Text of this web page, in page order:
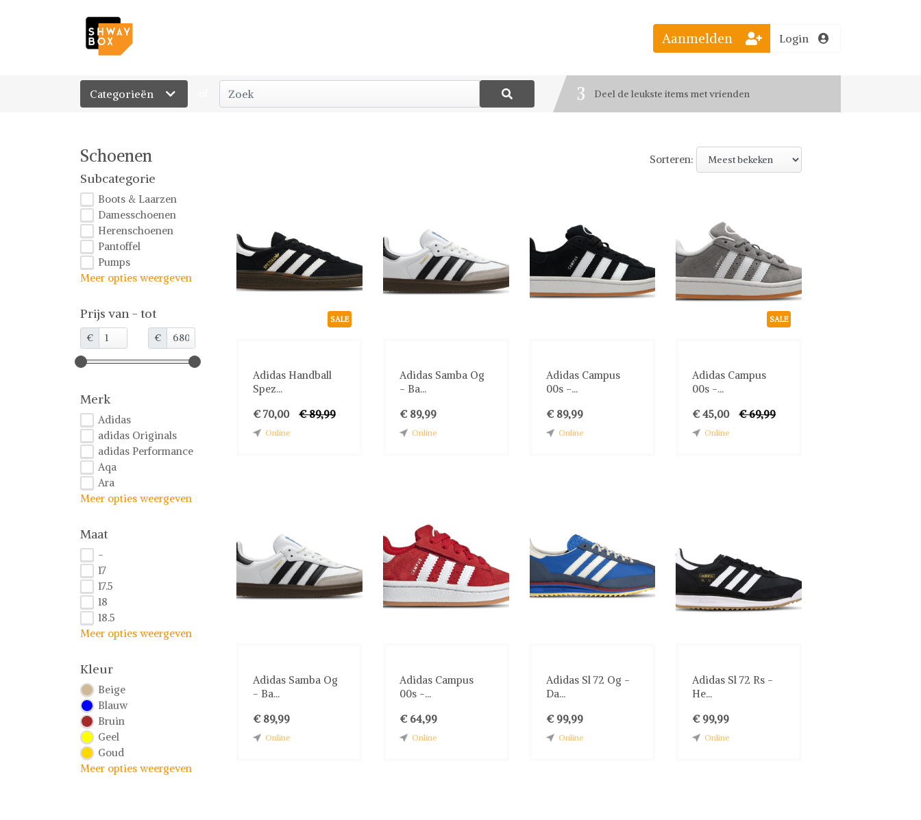
Categorieën
Blijf up-to-date van nieuwe releases
3 Deel de leukste items met vrienden
Aanmelden Login
Schoenen
Subcategorie
Boots & Laarzen
Damesschoenen
Herenschoenen
Pantoffel
Pumps
Meer opties weergeven
Prijs van - tot
€ €
Merk
Adidas
adidas Originals
adidas Performance
Aqa
Ara
Meer opties weergeven
Maat
-
17
17.5
18
18.5
Meer opties weergeven
Kleur
Beige
Blauw
Bruin
Geel
Goud
Meer opties weergeven
Sorteren:
SALE
Adidas Handball
Spez...
€ 70,00
€ 89,99
Online
Adidas Samba Og
- Ba...
€ 89,99
Online
Adidas Campus
00s -...
€ 89,99
Online
SALE
Adidas Campus
00s -...
€ 45,00
€ 69,99
Online
Adidas Samba Og
- Ba...
€ 89,99
Online
Adidas Campus
00s -...
€ 64,99
Online
Adidas Sl 72 Og -
Da...
€ 99,99
Online
Adidas Sl 72 Rs -
He...
€ 99,99
Online